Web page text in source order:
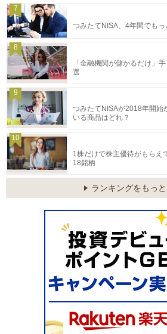
7
つみたてNISA、4年間でもっ
8
「金融機関が儲かるだけ」
選
9
つみたてNISAが2018年開始
いる商品はどれ？
10
1株だけで株主優待がもらえ
18銘柄
ランキングをもっ